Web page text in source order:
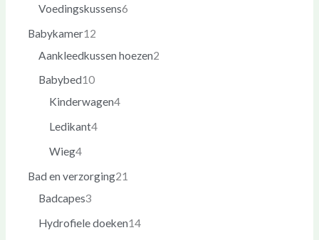
Voedingskussens6
Babykamer12
Aankleedkussen hoezen2
Babybed10
Kinderwagen4
Ledikant4
Wieg4
Bad en verzorging21
Badcapes3
Hydrofiele doeken14